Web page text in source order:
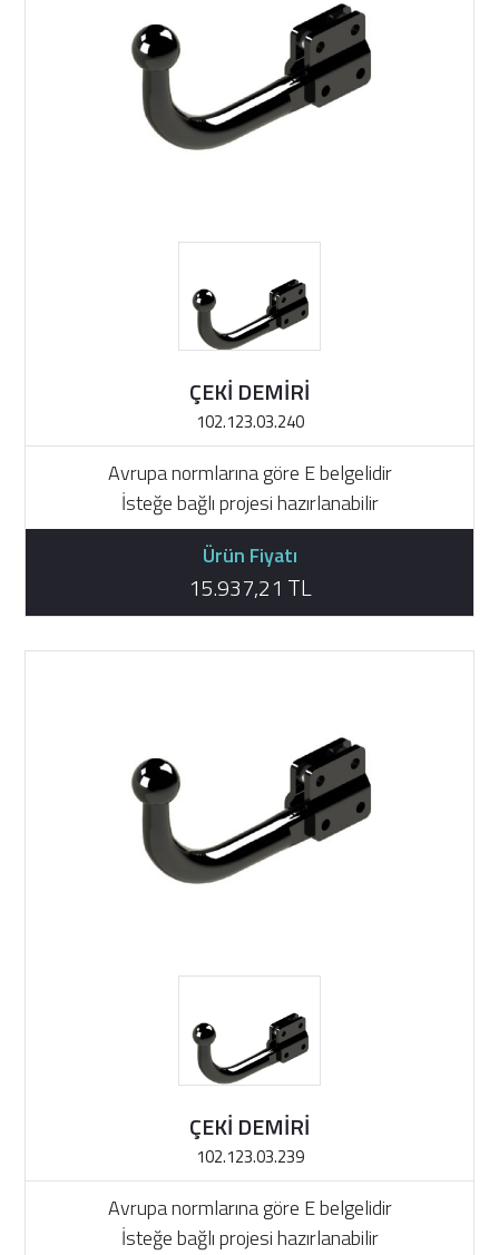
ÇEKİ DEMİRİ
102.123.03.240
Avrupa normlarına göre E belgelidir
İsteğe bağlı projesi hazırlanabilir
Ürün Fiyatı
15.937,21 TL
ÇEKİ DEMİRİ
102.123.03.239
Avrupa normlarına göre E belgelidir
İsteğe bağlı projesi hazırlanabilir